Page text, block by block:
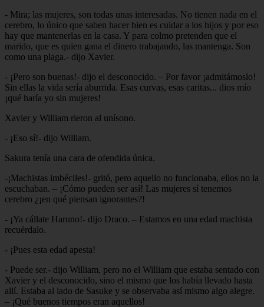
- Mira; las mujeres, son todas unas interesadas. No tienen nada en el
cerebro, lo único que saben hacer bien es cuidar a los hijos y por eso
hay que mantenerlas en la casa. Y para colmo pretenden que el
marido, que es quien gana el dinero trabajando, las mantenga. Son
como una plaga.- dijo Xavier.
- ¡Pero son buenas!- dijo el desconocido. – Por favor ¡admitámoslo!
Sin ellas la vida sería aburrida. Esas curvas, esas caritas... dios mío
¡qué haría yo sin mujeres!
Xavier y William rieron al unísono.
- ¡Eso sí!- dijo William.
Sakura tenía una cara de ofendida única.
-¡Machistas imbéciles!- gritó, pero aquello no funcionaba, ellos no la
escuchaban. – ¡Cómo pueden ser así! Las mujeres sí tenemos
cerebro ¿¡en qué piensan ignorantes?!
- ¡Ya cállate Haruno!- dijo Draco. – Estamos en una edad machista
recuérdalo.
- ¡Pues esta edad apesta!
- Puede ser.- dijo William, pero no el William que estaba sentado con
Xavier y el desconocido, sino el mismo que los había llevado hasta
allí. Estaba al lado de Sasuke y se observaba así mismo algo alegre.
– ¡Qué buenos tiempos eran aquellos!